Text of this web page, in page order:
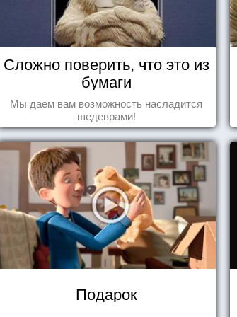
Сложно поверить, что это из
бумаги
Мы даем вам возможность насладится
шедеврами!
Подарок